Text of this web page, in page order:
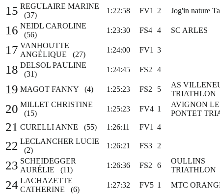
15 REGULAIRE MARINE
(37)
1:22:58 FV1 2 Jog'in nature
16 NEIDL CAROLINE
(56)
1:23:30 FS4 4 SC ARLES
17 VANHOUTTE
ANGÉLIQUE (27)
1:24:00 FV1 3
18 DELSOL PAULINE
(31)
1:24:45 FS2 4
19 MAGOT FANNY (4) 1:25:23 FS2 5
AS
TRIATHLON
20 MILLET CHRISTINE
(15)
1:25:23 FV4 1
AVIGNON LE
PONTET
21 CURELLI ANNE (55) 1:26:11 FV1 4
22 LECLANCHER LUCIE
(2)
1:26:21 FS3 2
23 SCHEIDEGGER
AURÉLIE (11)
1:26:36 FS2 6
OULLINS
TRIATHLON
24 LACHAZETTE
CATHERINE (6)
1:27:32 FV5 1 MTC